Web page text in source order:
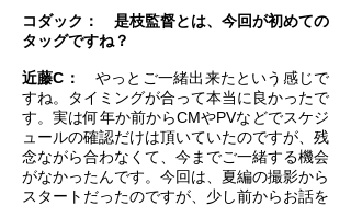
コダック： 是枝監督とは、今回が初めての
タッグですね？
近藤C：
やっとご一緒出来たという感じで
すね。タイミングが合って本当に良かったで
す。実は何年か前からCMやPVなどでスケジ
ュールの確認だけは頂いていたのですが、残
念ながら合わなくて、今までご一緒する機会
がなかったんです。今回は、夏編の撮影から
スタートだったのですが、少し前からお話を